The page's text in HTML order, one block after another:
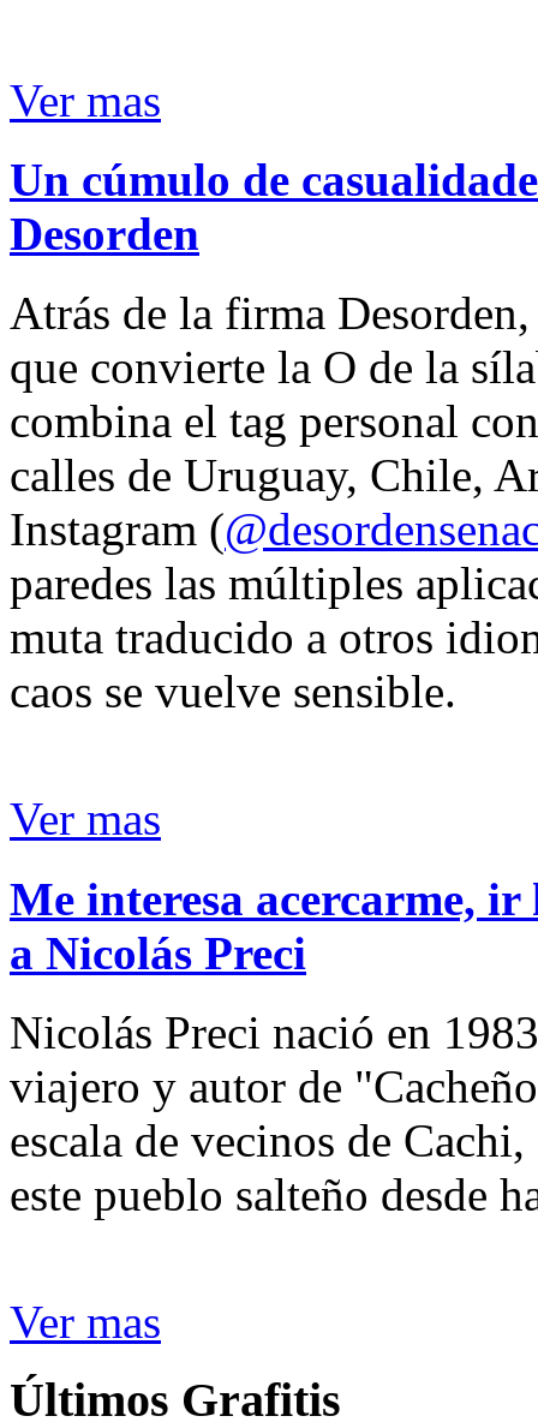
Ver mas
Un cúmulo de
Desorden
Atrás de la firma
que convierte la O de la
combina el tag personal
calles de Uruguay, Chile,
Instagram (
paredes las múltiples
muta traducido a otros
caos se vuelve sensible.
Ver mas
Me interesa acercarme,
a Nicolás Preci
Nicolás Preci nació en
viajero y autor de
escala de vecinos de
este pueblo salteño desde
Ver mas
Últimos Grafitis